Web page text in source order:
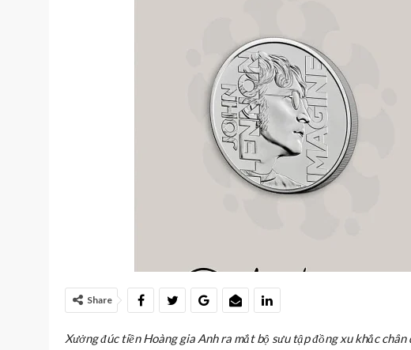
Share
Xưởng đúc tiền Hoàng gia Anh ra mắt bộ sưu tập đồng xu khắc